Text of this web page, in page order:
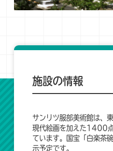
施設の情報
サンリツ服部美術館は、
現代絵画を加えた1400
ています。国宝「白楽茶
示予定です。